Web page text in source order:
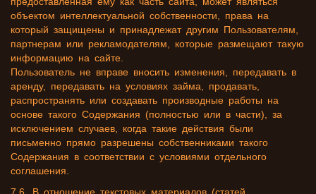
объектом интеллектуальной собственности, права на
который защищены и принадлежат другим Пользователям,
партнерам или рекламодателям, которые размещают такую
информацию на сайте.
Пользователь не вправе вносить изменения, передавать в
аренду, передавать на условиях займа, продавать,
распространять или создавать производные работы на
основе такого Содержания (полностью или в части), за
исключением случаев, когда такие действия были
письменно прямо разрешены собственниками такого
Содержания в соответствии с условиями отдельного
соглашения.